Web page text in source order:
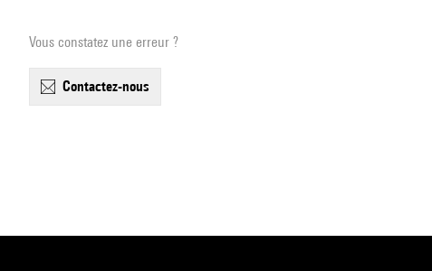
Vous constatez une erreur ?
contactez-nous